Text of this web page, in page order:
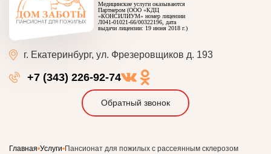
Медицинские услуги оказываются
Партнером (ООО «КДЦ
«КОНСИЛИУМ» номер лицензии
Л041-01021-66/00322196, дата
выдачи лицензии: 19 июня 2018 г.)
г. Екатеринбург, ул. Фрезеровщиков д. 193
+7 (343) 226-92-74
Обратный звонок
Главная Услуги Пансионат для пожилых с рассеянным склерозом